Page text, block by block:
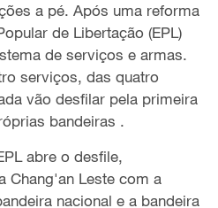
a pé. Após uma reforma
de Libertação (EPL)
de serviços e armas.
serviços, das quatro
vão desfilar pela primeira
bandeiras .
abreo desfile,
Chang'an Leste com a
nacional e a bandeira